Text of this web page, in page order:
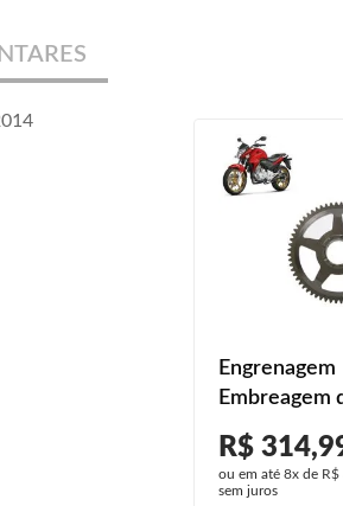
Engrenagem
Embreagem
Partida CB
2010 2011
2013 2014
R$
ou em até 8x de R$
sem juros